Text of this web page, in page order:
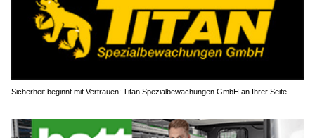
Sicherheit beginnt mit Vertrauen: Titan Spezialbewachungen GmbH an Ihrer Seite